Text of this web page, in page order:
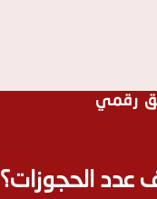
رقمي
عدد الحجوزات؟